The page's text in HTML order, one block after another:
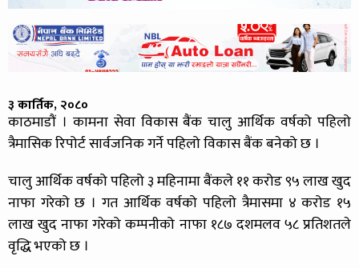
३ कार्तिक, २०८०
काठमाडौं । कामना सेवा विकास बैंक चालु आर्थिक वर्षको पहिलो
त्रैमासिक रिपोर्ट सार्वजनिक गर्ने पहिलो विकास बैंक बनेको छ ।
चालु आर्थिक वर्षको पहिलो ३ महिनामा बैंकले ११ करोड ९५ लाख खुद
नाफा गरेको छ । गत आर्थिक वर्षको पहिलो त्रैमासमा ४ करोड १५
लाख खुद नाफा गरेको कम्पनीको नाफा १८७ दशमलव ५८ प्रतिशतले
वृद्धि भएको छ ।